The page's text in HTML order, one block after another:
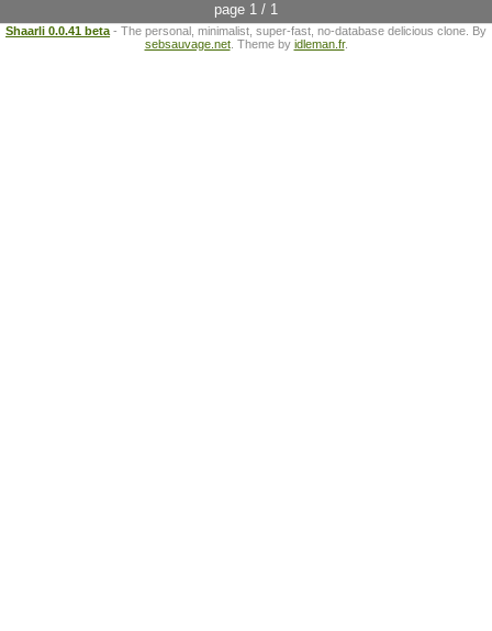
page 1 / 1
Shaarli 0.0.41 beta - The personal, minimalist, super-fast, no-database delicious clone. By
sebsauvage.net. Theme by idleman.fr.